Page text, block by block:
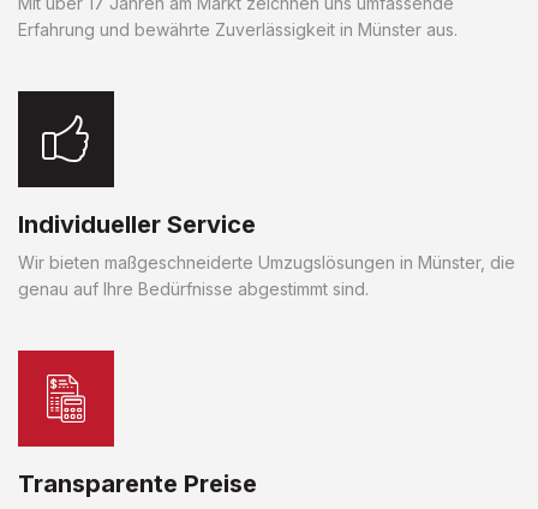
Erfahrung und bewährte Zuverlässigkeit in Münster aus.
Individueller Service
Wir bieten maßgeschneiderte Umzugslösungen in Münster, die
genau auf Ihre Bedürfnisse abgestimmt sind.
Transparente Preise